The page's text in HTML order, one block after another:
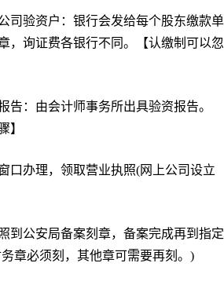
验资户：银行会发给每个股东缴款单
，询证费各银行不同。【认缴制可以忽
：由会计师事务所出具验资报告。
】
办理，领取营业执照(网上公司设立
公安局备案刻章，备案完成再到指定
章必须刻，其他章可需要再刻。)